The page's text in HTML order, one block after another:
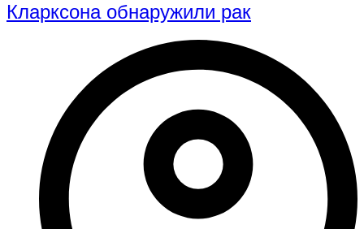
Кларксона обнаружили рак